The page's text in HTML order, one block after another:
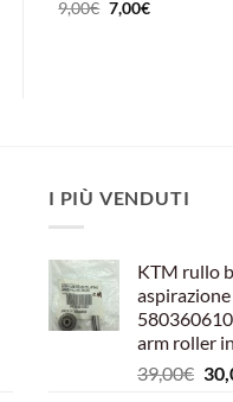
9,00€ Il
prezzo
7,00€Il
I PIÙ VENDUTI
KTM rullo
arm roller
39,00€ Il